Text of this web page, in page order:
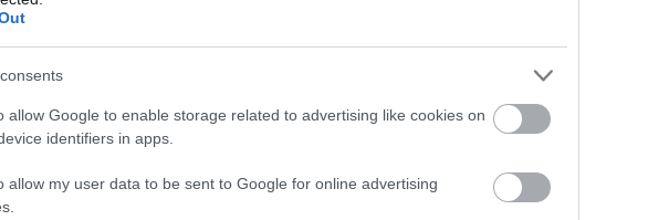
allow Google to enable storage related to advertising like cookies on
identifiers in apps.
allow my user data to be sent to Google for online advertising
πολίτες και ακολούθως να αποκομίσουν
και να διαγράφουν το
μην ανοίγουν» τα συνημμένα αρχεία για
λογισμικό.
τροχαίο με
αγριογούρουνο
06.08.2026 | 20:20
στην Εύβοια:
Τούμπαρε
αυτοκίνητο